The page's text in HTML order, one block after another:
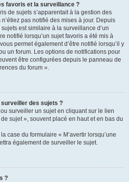
favoris et la surveillance ?
de sujets s’apparentait à la gestion des
pas notifié des mises à jour. Depuis
est similaire à la surveillance d’un
notifié lorsqu’un sujet favoris a été mis à
permet également d’être notifié lorsqu’il y
un forum. Les options de notifications pour
être configurées depuis le panneau de
du forum ».
des sujets ?
surveiller un sujet en cliquant sur le lien
sujet », souvent placé en haut et en bas du
case du formulaire « M’avertir lorsqu’une
également de surveiller le sujet.
?